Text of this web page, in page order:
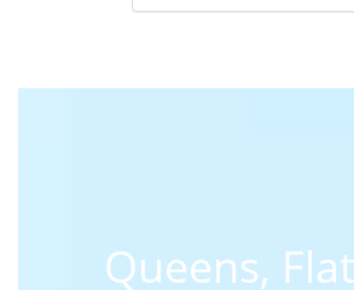
Queens,